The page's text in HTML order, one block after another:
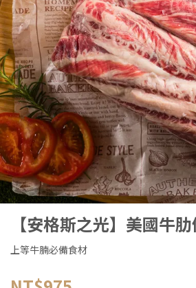
【安格斯之光】美國牛
上等牛腩必備食材